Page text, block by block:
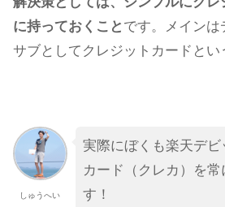
に持っておくこと です。メインは
サブとしてクレジットカードとい
しゅうへい
実際にぼくも楽天デ
カード（クレカ）を常
す！